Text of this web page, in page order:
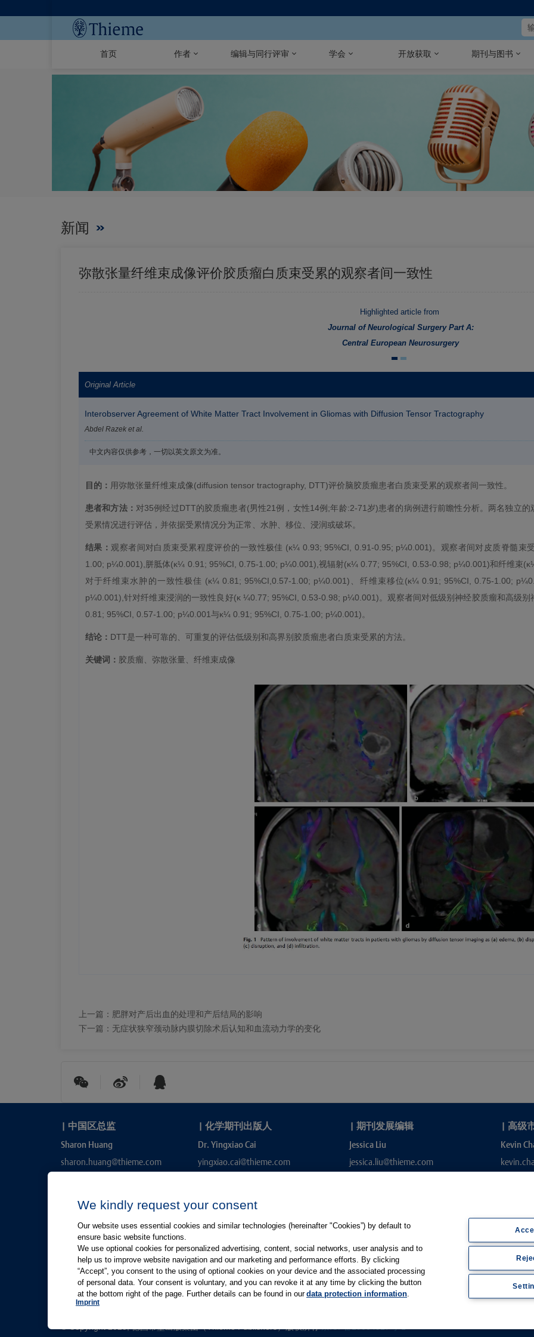
首页 作者 编辑与同行评审 学会 开放获取 期刊与图书
新闻
弥散张量纤维束成像评价胶质瘤白质束受累的观察者间一致性
Highlighted article from
Journal of Neurological Surgery Part A:
Central European Neurosurgery
Original Article
Interobserver Agreement of White Matter Tract Involvement in Gliomas with Diffusion Tensor Tractography
Abdel Razek et al.
中文内容仅供参考，一切以英文原文为准。
目的： 用弥散张量纤维束成像(diffusion tensor tractography, DTT)评价脑胶质瘤患者白质束受累的观察者间一致性。
患者和方法： 对35例经过DTT的胶质瘤患者(男性21例，女性14例;年龄:2-71岁)患者的病例进行前瞻性分析。两名独立
受累情况进行评估，并依据受累情况分为正常、水肿、移位、浸润或破坏。
结果： 观察者间对白质束受累程度评价的一致性极佳 (κ¼ 0.93; 95%CI, 0.91-0.95; p¼0.001)。观察者间对皮质脊髓束
1.00; p¼0.001),胼胝体(κ¼ 0.91; 95%CI, 0.75-1.00; p¼0.001),视辐射(κ¼ 0.77; 95%CI, 0.53-0.98; p¼0.001)和纤维束
对于纤维束水肿的一致性极佳 (κ¼ 0.81; 95%CI,0.57-1.00; p¼0.001)、纤维束移位(κ¼ 0.91; 95%CI, 0.75-1.00;
p¼0.001),针对纤维束浸润的一致性良好(κ ¼0.77; 95%CI, 0.53-0.98; p¼0.001)。观察者间对低级别神经胶质瘤和高级
0.81; 95%CI, 0.57-1.00; p¼0.001与κ¼ 0.91; 95%CI, 0.75-1.00; p¼0.001)。
结论： DTT是一种可靠的、可重复的评估低级别和高界别胶质瘤患者白质束受累的方法。
关键词： 胶质瘤、弥散张量、纤维束成像
上一篇： 肥胖对产后出血的处理和产后结局的影响
下一篇： 无症状狭窄颈动脉内膜切除术后认知和血流动力学的变化
| 中国区总监
Sharon Huang
sharon.huang@thieme.com
| 化学期刊出版人
Dr. Yingxiao Cai
yingxiao.cai@thieme.com
| 期刊发展编辑
Jessica Liu
jessica.liu@thieme.com
| 高级
Kevin
有关Thieme图书翻译及版权业务，请联系：rights@thieme.de
友情链接： Thieme Group Thieme Open | Thieme-Connect
We kindly request your consent
Our website uses essential cookies and similar technologies (hereinafter "Cookies”) by default to
ensure basic website functions.
We use optional cookies for personalized advertising, content, social networks, user analysis and to
help us to improve website navigation and our marketing and performance efforts. By clicking
“Accept”, you consent to the using of optional cookies on your device and the associated processing
of personal data. Your consent is voluntary, and you can revoke it at any time by clicking the button
at the bottom right of the page. Further details can be found in ourdata protection information.
Imprint